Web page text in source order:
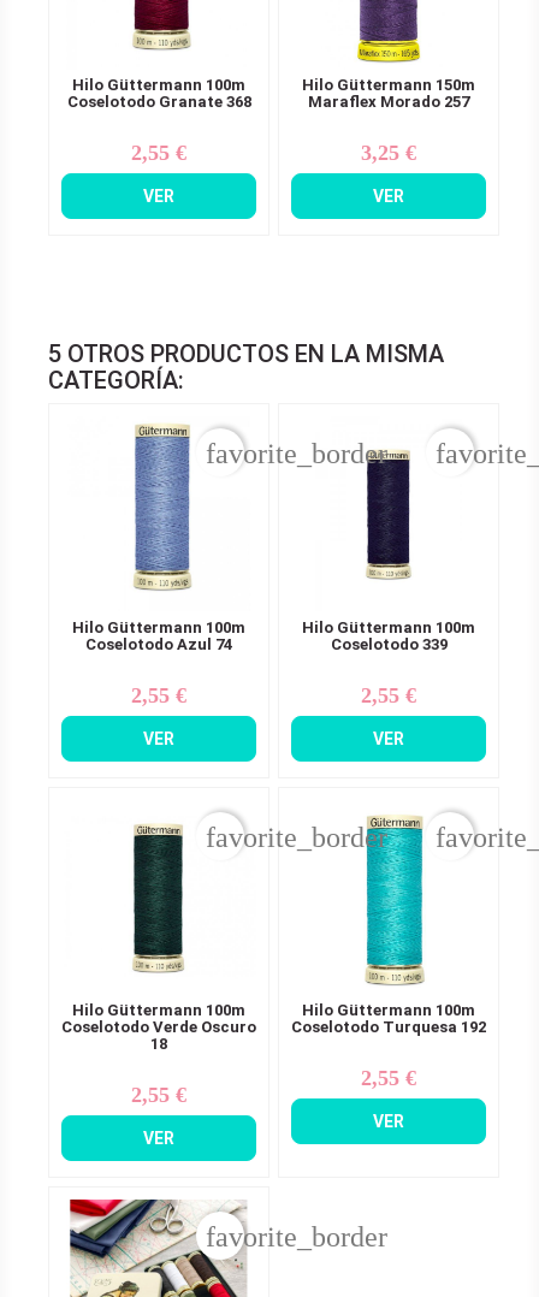
Hilo Güttermann 100m
Coselotodo Granate 368
Precio
2,55 €
VER
Hilo Güttermann 150m
Maraflex Morado 257
Precio
3,25 €
VER
5 OTROS PRODUCTOS EN LA MISMA
CATEGORÍA:
Hilo Güttermann 100m
Coselotodo Azul 74
Precio
2,55 €
VER
favorite_border
Hilo Güttermann 100m
Coselotodo 339
Precio
2,55 €
VER
Hilo Güttermann 100m
Coselotodo Verde Oscuro
18
Precio
2,55 €
VER
favorite_border
Hilo Güttermann 100m
Coselotodo Turquesa 192
Precio
2,55 €
VER
favorite_border